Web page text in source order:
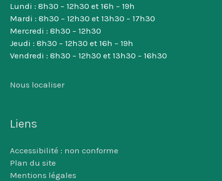
Lundi : 8h30 – 12h30 et 16h – 19h
Mardi : 8h30 – 12h30 et 13h30 – 17h30
Mercredi : 8h30 – 12h30
Jeudi : 8h30 – 12h30 et 16h – 19h
Vendredi : 8h30 – 12h30 et 13h30 – 16h30
Nous localiser
Liens
Accessibilité : non conforme
Plan du site
Mentions légales